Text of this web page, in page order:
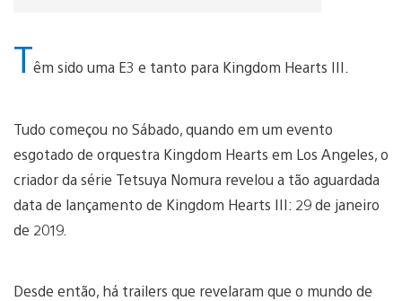
Têm sido uma E3 e tanto para Kingdom Hearts III.
Tudo começou no Sábado, quando em um evento
esgotado de orquestra Kingdom Hearts em Los Angeles, o
criador da série Tetsuya Nomura revelou a tão aguardada
data de lançamento de Kingdom Hearts III: 29 de janeiro
de 2019.
Desde então, há trailers que revelaram que o mundo de